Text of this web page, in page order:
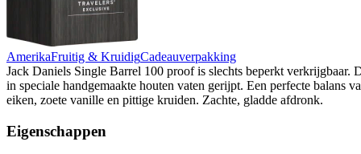
AmerikaFruitig & KruidigCadeauverpakking
Jack Daniels Single Barrel 100 proof is slechts beperkt verkrijgbaar.
in speciale handgemaakte houten vaten gerijpt. Een perfecte balans
eiken, zoete vanille en pittige kruiden. Zachte, gladde afdronk.
Eigenschappen